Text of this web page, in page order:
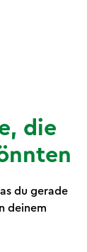
die
du gerade
deinem